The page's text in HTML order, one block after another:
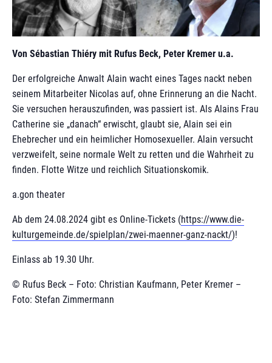
Von Sébastian Thiéry mit Rufus Beck, Peter Kremer u.a.
Der erfolgreiche Anwalt Alain wacht eines Tages nackt neben
seinem Mitarbeiter Nicolas auf, ohne Erinnerung an die Nacht.
Sie versuchen herauszufinden, was passiert ist. Als Alains Frau
Catherine sie „danach“ erwischt, glaubt sie, Alain sei ein
Ehebrecher und ein heimlicher Homosexueller. Alain versucht
verzweifelt, seine normale Welt zu retten und die Wahrheit zu
finden. Flotte Witze und reichlich Situationskomik.
a.gon theater
Ab dem 24.08.2024 gibt es Online-Tickets (https://www.die-
kulturgemeinde.de/spielplan/zwei-maenner-ganz-nackt/)!
Einlass ab 19.30 Uhr.
© Rufus Beck – Foto: Christian Kaufmann, Peter Kremer –
Foto: Stefan Zimmermann